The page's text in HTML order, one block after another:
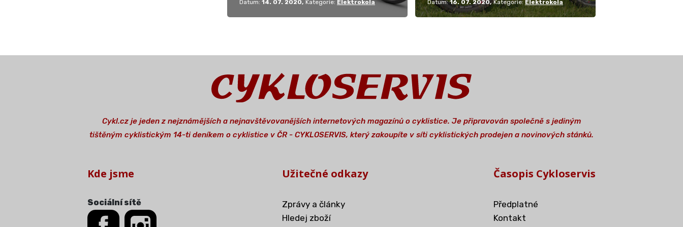
Datum: 14. 07. 2020 Kategorie: Elektrokola Datum: 16. 07. 2020 Kategorie: Elektrokola
Cykl.cz je jeden z nejznámějších a nejnavštěvovanějších internetových magazínů o cyklistice. Je připravován společně s jediným
tištěným cyklistickým 14-ti deníkem o cyklistice v ČR - CYKLOSERVIS, který zakoupíte v síti cyklistických prodejen a novinových stánků.
Kde jsme
Sociální sítě
Užitečné odkazy
Zprávy a články
Hledej zboží
Časopis Cykloservis
Předplatné
Kontakt